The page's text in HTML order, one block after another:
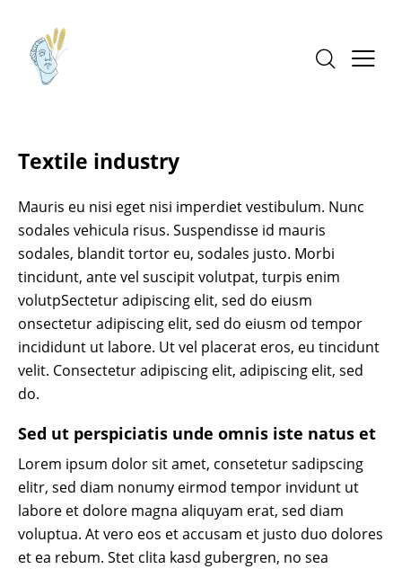
Textile industry
Mauris eu nisi eget nisi imperdiet vestibulum. Nunc
sodales vehicula risus. Suspendisse id mauris
sodales, blandit tortor eu, sodales justo. Morbi
tincidunt, ante vel suscipit volutpat, turpis enim
volutpSectetur adipiscing elit, sed do eiusm
onsectetur adipiscing elit, sed do eiusm od tempor
incididunt ut labore. Ut vel placerat eros, eu tincidunt
velit. Consectetur adipiscing elit, adipiscing elit, sed
do.
Sed ut perspiciatis unde omnis iste natus et
Lorem ipsum dolor sit amet, consetetur sadipscing
elitr, sed diam nonumy eirmod tempor invidunt ut
labore et dolore magna aliquyam erat, sed diam
voluptua. At vero eos et accusam et justo duo dolores
et ea rebum. Stet clita kasd gubergren, no sea